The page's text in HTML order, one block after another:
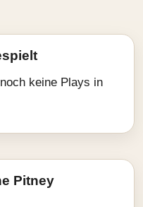
keine Plays in
Pitney